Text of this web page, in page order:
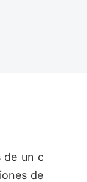
de un c
de